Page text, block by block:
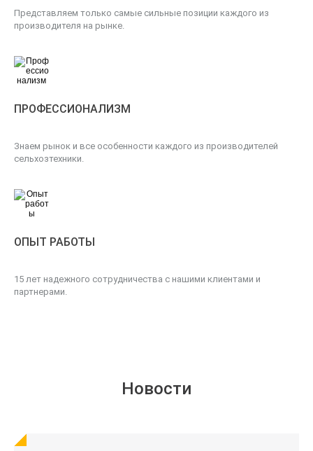
Представляем только самые сильные позиции каждого из
производителя на рынке.
ПРОФЕССИОНАЛИЗМ
Знаем рынок и все особенности каждого из производителей
сельхозтехники.
ОПЫТ РАБОТЫ
15 лет надежного сотрудничества с нашими клиентами и
партнерами.
Новости